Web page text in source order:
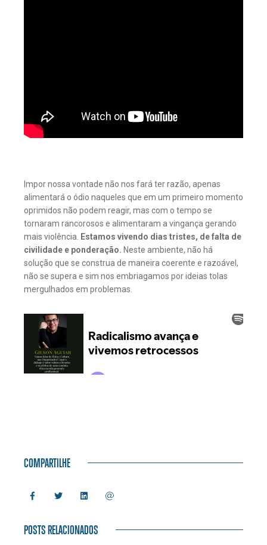
Impor nossa vontade não nos fará ter razão, apenas
alimentará o ódio naqueles que em um primeiro momento
oprimidos não podem reagir, mas com o tempo se
tornaram rancorosos e alimentaram a vingança gerando
mais violência. Estamos vivendo dias tristes, de falta de
civilidade e ponderação. Neste ambiente, não há
solução que se construa de maneira coerente e razoável,
não se supera e sim nos embriagamos por ideias tolas
mergulhados em problemas.
COMPARTILHE
POSTS RELACIONADOS